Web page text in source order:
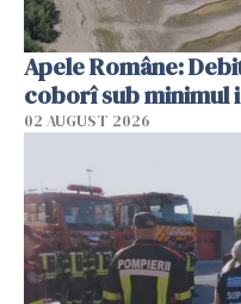
Apele Române:
coborî sub minimul
02 AUGUST 2026